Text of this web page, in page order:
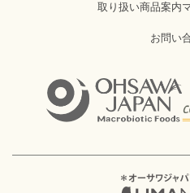
取り扱い商品案内
お問い